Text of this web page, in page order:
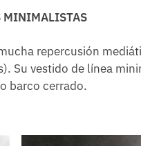
MINIMALISTAS
repercusión
Su vestido de línea
barco cerrado.